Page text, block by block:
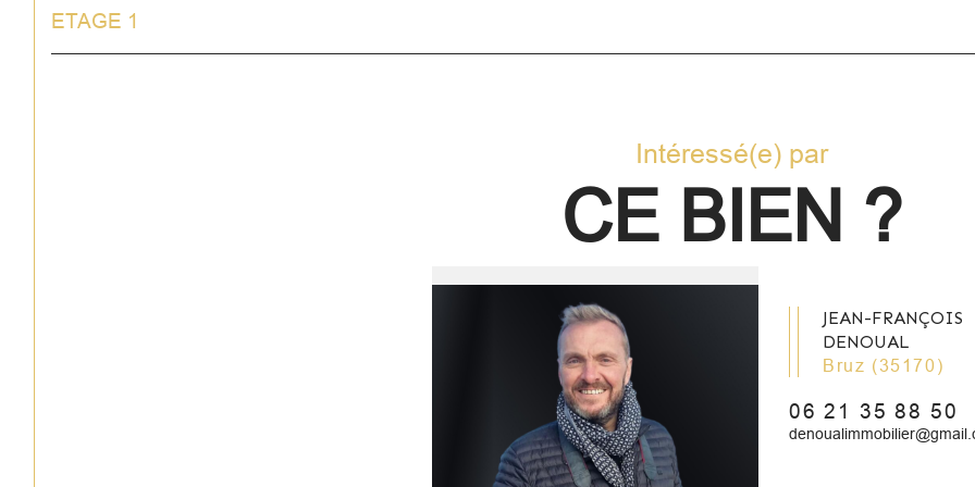
ETAGE 1
Intéressé(e) par
CE BIEN ?
JEAN-FRANÇOIS
DENOUAL
Bruz (35170)
06 21 35 88 50